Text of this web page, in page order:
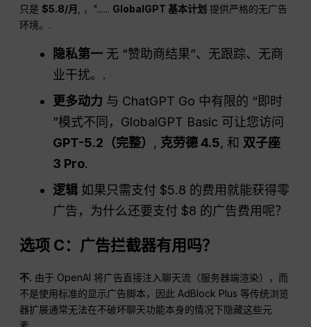
只是$5.8/月 , ，"...... GlobalGPT 基本计划 提供严格的无广告
环境。.
隐私第一 无 “赞助商结果”、无跟踪、无商
业干扰。.
更多动力 与 ChatGPT Go 中有限的 “即时
”模式不同，GlobalGPT Basic 可让您访问
GPT-5.2（完整） , 克劳德 4.5, 和 双子座
3 Pro.
逻辑 如果只需支付 $5.8 的费用就能获得零
广告，为什么还要支付 $8 的广告费用呢？
选项 C：广告拦截器有用吗？
不. 由于 OpenAI 将广告直接注入聊天流（服务器端渲染），而
不是使用标准的显示广告脚本，因此 AdBlock Plus 等传统浏览
器扩展通常无法在不破坏聊天功能本身的情况下隐藏这些元